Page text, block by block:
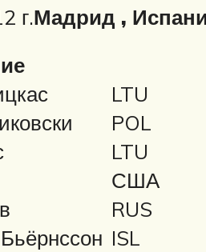
г.Мадрид ,
LTU
POL
LTU
США
RUS
ISL